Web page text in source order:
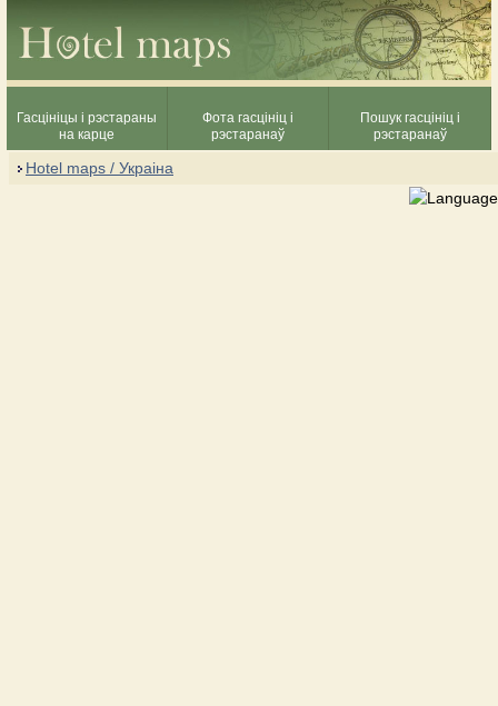
Гасцініцы і рэстараны
на карце
Фота гасцініц і
рэстаранаў
Пошук гасцініц і
рэстаранаў
Hotel maps / Украіна